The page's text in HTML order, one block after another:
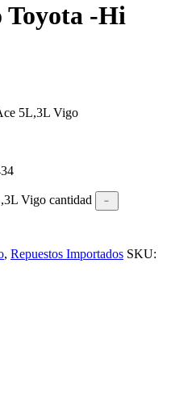
Toyota -Hi
5L,3L Vigo
Vigo cantidad
﹣
, Repuestos Importados SKU: